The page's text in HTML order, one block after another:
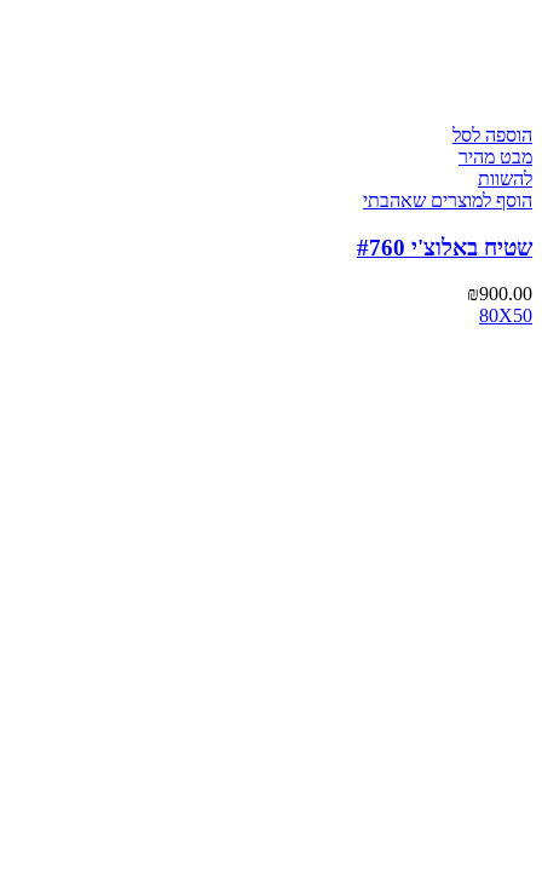
הוספה לסל
מבט מהיר
להשוות
הוסף למוצרים שאהבתי
שטיח באלוצ'י #760
₪900.00
80X50